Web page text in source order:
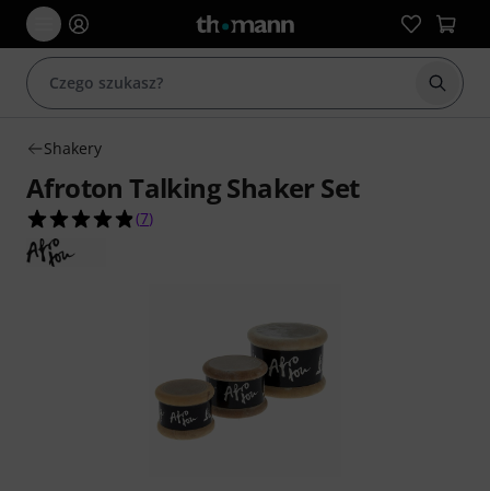
Shakery
Afroton Talking Shaker Set
4.9 na 5 gwiazdek z 7 ocen klientów
(7)